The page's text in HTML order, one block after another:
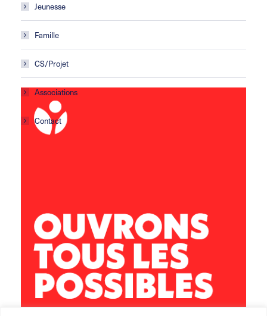
Jeunesse
Famille
CS/Projet
Associations
Contact
brest.horizons@leolagrange.org